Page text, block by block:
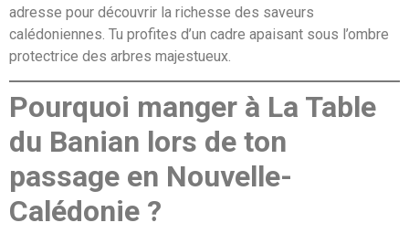
adresse pour découvrir la richesse des saveurs
calédoniennes. Tu profites d’un cadre apaisant sous l’ombre
protectrice des arbres majestueux.
Pourquoi manger à La Table
du Banian lors de ton
passage en Nouvelle-
Calédonie ?